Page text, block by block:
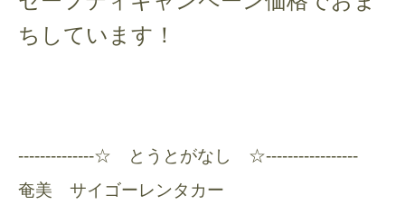
ちしています！
--------------☆ とうとがなし ☆-----------------
奄美 サイゴーレンタカー